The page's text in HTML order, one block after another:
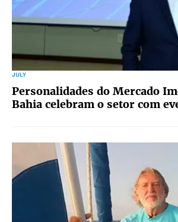
JULY
Personalidades do Mercado
Bahia celebram o setor com